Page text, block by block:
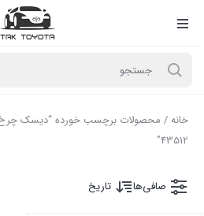
لطفاً به علت نوسانات بازار با مـا تمـاس بگیرید:
خانه
43512”
صافی‌ها تاریخ